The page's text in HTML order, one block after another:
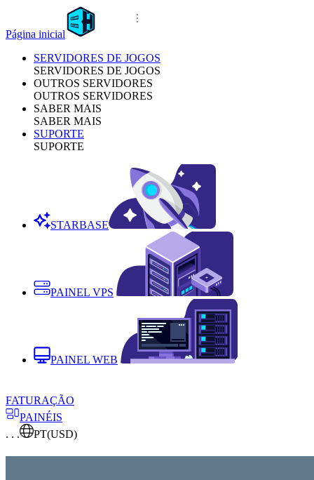
Página inicial
SERVIDORES DE JOGOS
SERVIDORES DE JOGOS
OUTROS SERVIDORES
OUTROS SERVIDORES
SABER MAIS
SABER MAIS
SUPORTE
SUPORTE
STARBASE
PAINEL VPS
PAINEL WEB
FATURAÇÃO
PAINÉIS
. . .
PT(USD)